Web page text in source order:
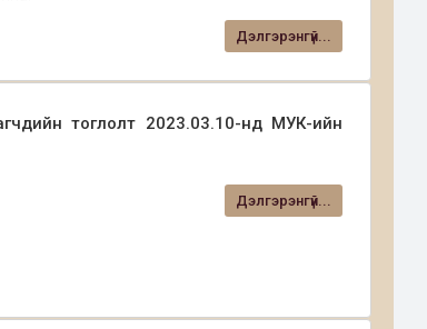
Дэлгэрэнгүй...
тоглолт 2023.03.10-нд МУК-ийн
Дэлгэрэнгүй...